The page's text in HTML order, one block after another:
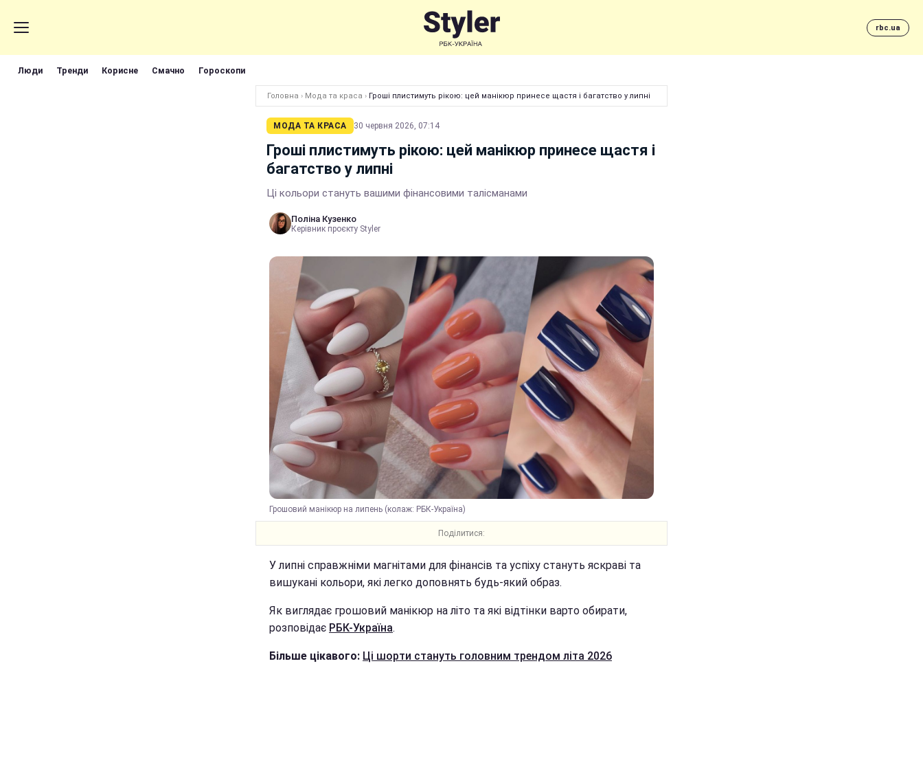
rbc.ua
Люди Тренди Корисне Смачно Гороскопи
Головна › Мода та краса › Гроші плистимуть рікою: цей манікюр принесе щастя і багатство у липні
МОДА ТА КРАСА 30 червня 2026, 07:14
Гроші плистимуть рікою: цей манікюр принесе щастя і
багатство у липні
Ці кольори стануть вашими фінансовими талісманами
Поліна Кузенко
Керівник проєкту Styler
Грошовий манікюр на липень (колаж: РБК-Україна)
Поділитися:
У липні справжніми магнітами для фінансів та успіху стануть яскраві та
вишукані кольори, які легко доповнять будь-який образ.
Як виглядає грошовий манікюр на літо та які відтінки варто обирати,
розповідає РБК-Україна.
Більше цікавого: Ці шорти стануть головним трендом літа 2026